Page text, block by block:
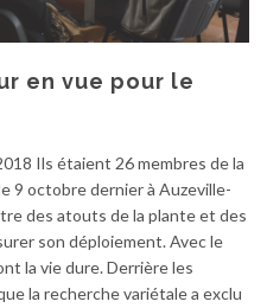
en vue pour le
Ils étaient 26 membres de la
9 octobre dernier à Auzeville-
des atouts de la plante et des
son déploiement. Avec le
la vie dure. Derrière les
la recherche variétale a exclu